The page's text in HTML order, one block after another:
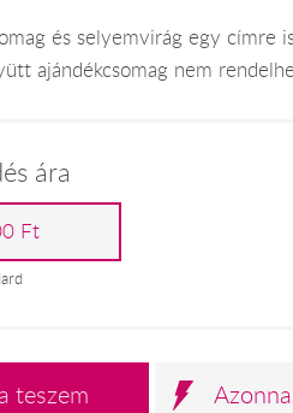
és selyemvirág egy
ajándékcsomag nem
ára
Ft
teszem